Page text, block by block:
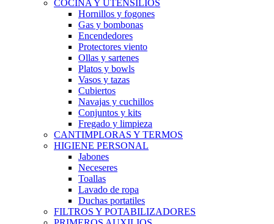
COCINA Y UTENSILIOS
Hornillos y fogones
Gas y bombonas
Encendedores
Protectores viento
Ollas y sartenes
Platos y bowls
Vasos y tazas
Cubiertos
Navajas y cuchillos
Conjuntos y kits
Fregado y limpieza
CANTIMPLORAS Y TERMOS
HIGIENE PERSONAL
Jabones
Neceseres
Toallas
Lavado de ropa
Duchas portatiles
FILTROS Y POTABILIZADORES